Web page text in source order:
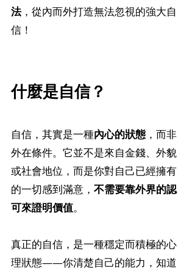
法，從內而外打造無法忽視的強大自
信！
什麼是自信？
自信，其實是一種內心的狀態 ，而非
外在條件。它並不是來自金錢、外貌
或社會地位，而是你對自己已經擁有
的一切感到滿意， 不需要靠外界的認
可來證明價值。
真正的自信，是一種穩定而積極的心
理狀態——你清楚自己的能力，知道